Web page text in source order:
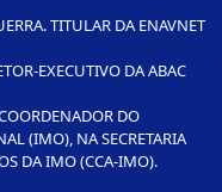
TITULAR DA ENAVNET
EXECUTIVO DA ABAC
DO
(IMO), NA SECRETARIA
DA IMO (CCA-IMO).